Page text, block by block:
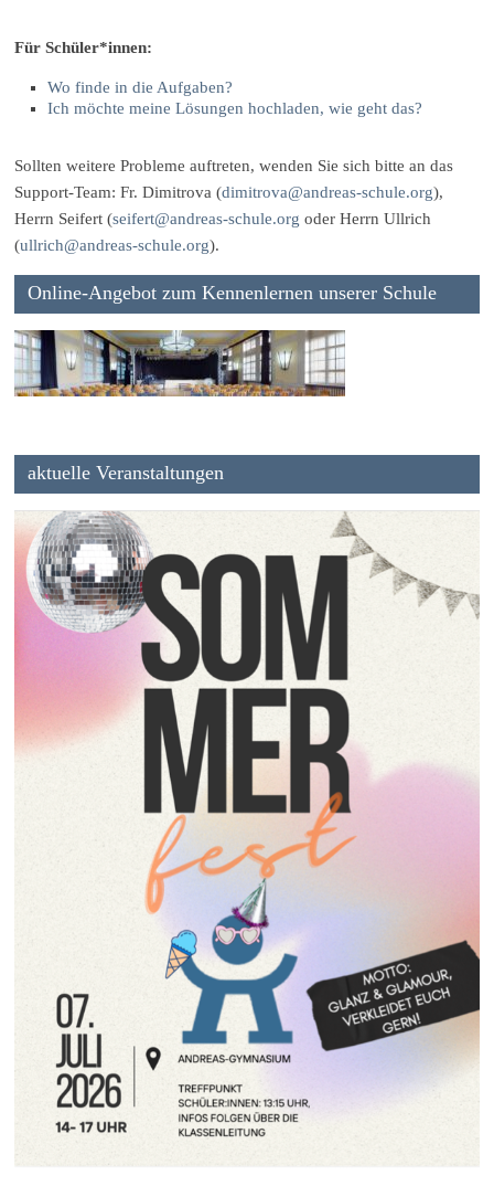
Für Schüler*innen:
Wo finde in die Aufgaben?
Ich möchte meine Lösungen hochladen, wie geht das?
Sollten weitere Probleme auftreten, wenden Sie sich bitte an das
Support-Team: Fr. Dimitrova (dimitrova@andreas-schule.org),
Herrn Seifert (seifert@andreas-schule.org oder Herrn Ullrich
(ullrich@andreas-schule.org).
Online-Angebot zum Kennenlernen unserer Schule
aktuelle Veranstaltungen